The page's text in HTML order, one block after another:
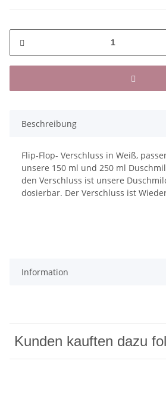
Beschreibung
Flip-Flop- Verschluss in Weiß,
unsere 150 ml und 250 ml
den Verschluss ist unsere
dosierbar. Der Verschluss ist
Information
Kunden kauften dazu